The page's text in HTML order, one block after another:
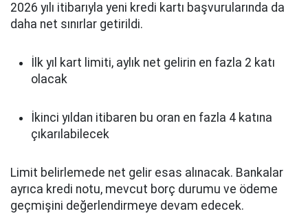
2026 yılı itibarıyla yeni kredi kartı başvurularında da
daha net sınırlar getirildi.
İlk yıl kart limiti, aylık net gelirin en fazla 2 katı
olacak
İkinci yıldan itibaren bu oran en fazla 4 katına
çıkarılabilecek
Limit belirlemede net gelir esas alınacak. Bankalar
ayrıca kredi notu, mevcut borç durumu ve ödeme
geçmişini değerlendirmeye devam edecek.